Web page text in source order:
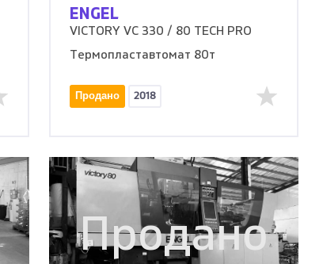
ENGEL
VICTORY VC 330 / 80 TECH PRO
Термопластавтомат 80т
Продано 2018
Продано